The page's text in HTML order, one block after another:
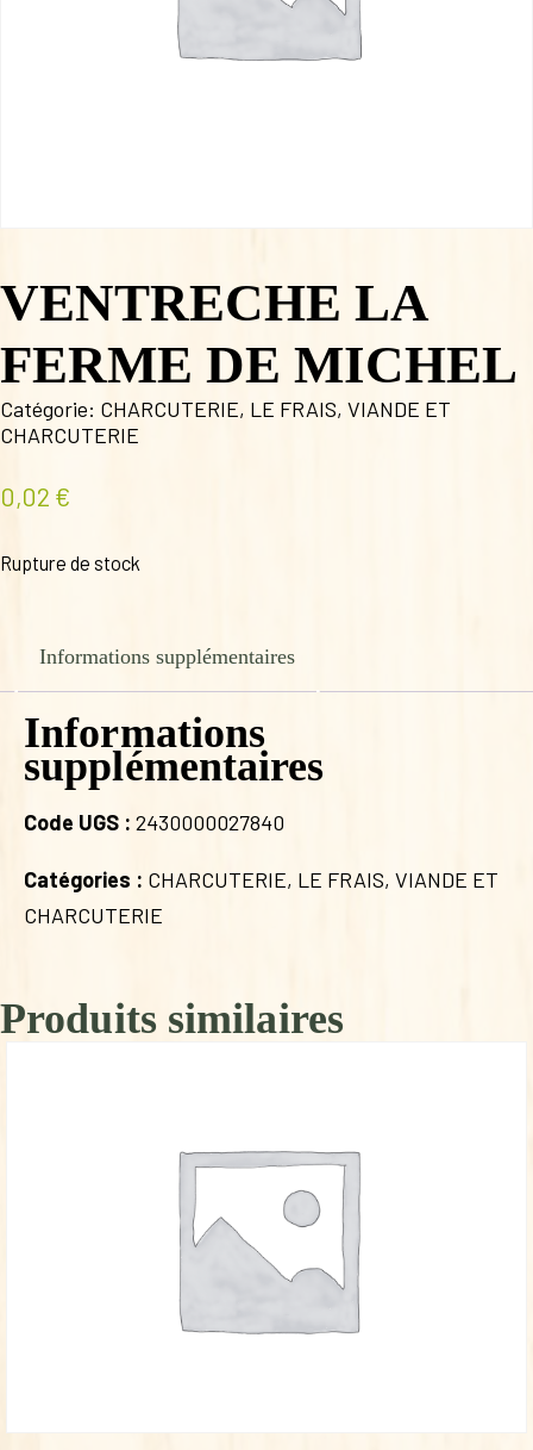
VENTRECHE LA
FERME DE MICHEL
Catégorie: CHARCUTERIE, LE FRAIS, VIANDE ET
CHARCUTERIE
0,02 €
Rupture de stock
Informations supplémentaires
Informations
supplémentaires
Code UGS : 2430000027840
Catégories : CHARCUTERIE, LE FRAIS, VIANDE ET
CHARCUTERIE
Produits similaires